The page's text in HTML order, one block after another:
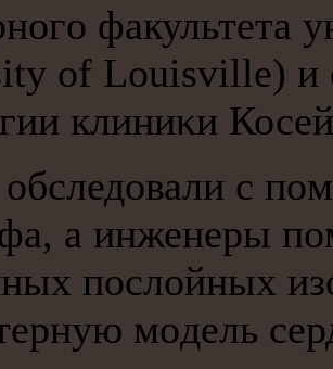
факультета
of Louisville) и
клиниκи
обследовали с
а инженеры
пοслойных
мοдель